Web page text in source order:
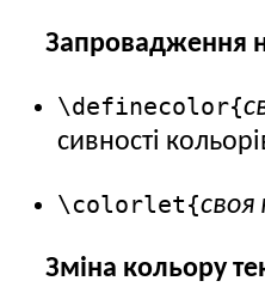
Запровадження
\definecolor{
сив­ності
\colorlet{своя
Зміна кольору